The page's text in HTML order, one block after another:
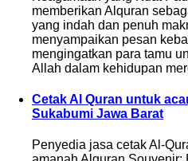
memberikan Alquran
yang indah dan penuh
menyampaikan pesan
mengingatkan para tamu
Allah dalam kehidupan
Cetak Al Quran untuk
Sukabumi Jawa Barat
Penyedia jasa cetak Al-